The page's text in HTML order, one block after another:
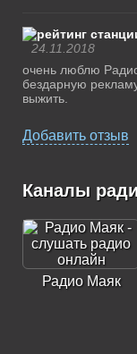
24.11.2018
очень люблю
бездарную
выжить.
Добавить отзыв
Каналы
Радио Маяк